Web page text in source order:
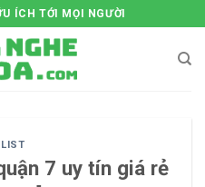
ÍCH TỚI MỌI NGƯỜI
7 uy tín giá rẻ